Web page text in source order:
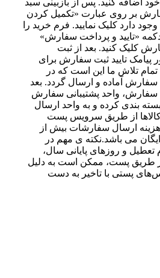
بر روی عبارت «تکمیل کردن
دارد کلیک نمایید. فرم خرید را
«تایید و پرداخت سفارش»
کلیک کنید. بعد از ثبت
تایید ثبت سفارش برای
تلاش ما این است که در
آماده و ارسال گردد. بعد
سفارش، واحد پشتیبانی سفارش
بندی کرده و به واحد ارسال
از طریق سرویس پست
ارسال سفارشات بیش از
رایگان می باشد.نکته ی مهم در
و روزهای پایانی سال،
طریق پست، ممکن است به دلیل
پستی با تاخیر به دست